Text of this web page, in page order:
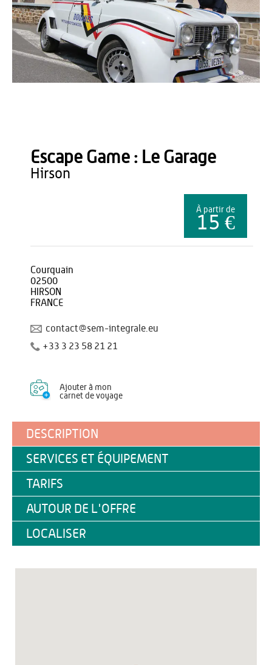
Escape Game : Le Garage
hirson
À partir de
15 €
Courquain
02500
HIRSON
FRANCE
contact@sem-integrale.eu
+33 3 23 58 21 21
Ajouter à mon
carnet de voyage
DESCRIPTION
SERVICES ET ÉQUIPEMENT
TARIFS
AUTOUR DE L'OFFRE
LOCALISER